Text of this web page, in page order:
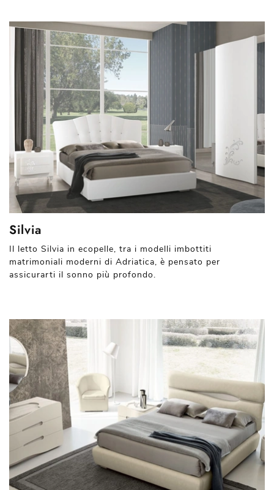
Silvia
Il letto Silvia in ecopelle, tra i modelli imbottiti
matrimoniali moderni di Adriatica, è pensato per
assicurarti il sonno più profondo.